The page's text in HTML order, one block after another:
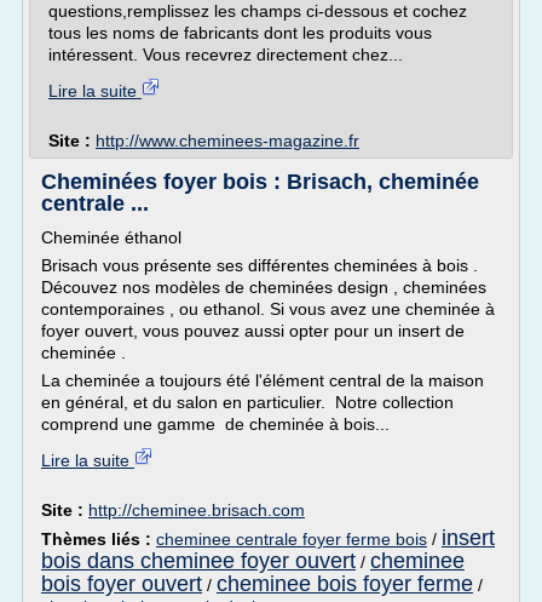
questions,remplissez les champs ci-dessous et cochez
tous les noms de fabricants dont les produits vous
intéressent. Vous recevrez directement chez...
Lire la suite
Site : http://www.cheminees-magazine.fr
Cheminées foyer bois : Brisach, cheminée
centrale ...
Cheminée éthanol
Brisach vous présente ses différentes cheminées à bois .
Découvez nos modèles de cheminées design , cheminées
contemporaines , ou ethanol. Si vous avez une cheminée à
foyer ouvert, vous pouvez aussi opter pour un insert de
cheminée .
La cheminée a toujours été l'élément central de la maison
en général, et du salon en particulier. Notre collection
comprend une gamme de cheminée à bois...
Lire la suite
Site : http://cheminee.brisach.com
Thèmes liés : cheminee centrale foyer ferme bois / insert
bois dans cheminee foyer ouvert / cheminee
bois foyer ouvert / cheminee bois foyer ferme /